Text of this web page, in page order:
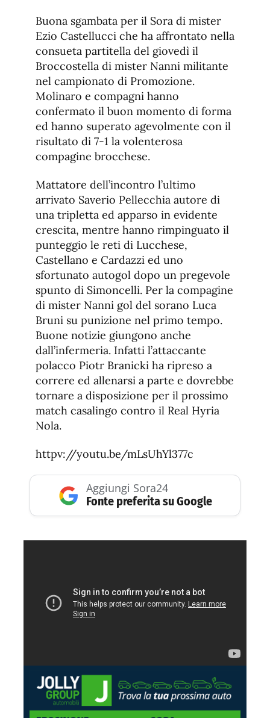
fuente
de
fuente.
Buona sgambata per il Sora di mister
Ezio Castellucci che ha affrontato nella
consueta partitella del giovedì il
Broccostella di mister Nanni militante
nel campionato di Promozione.
Molinaro e compagni hanno
confermato il buon momento di forma
ed hanno superato agevolmente con il
risultato di 7-1 la volenterosa
compagine brocchese.
Mattatore dell’incontro l’ultimo
arrivato Saverio Pellecchia autore di
una tripletta ed apparso in evidente
crescita, mentre hanno rimpinguato il
punteggio le reti di Lucchese,
Castellano e Cardazzi ed uno
sfortunato autogol dopo un pregevole
spunto di Simoncelli. Per la compagine
di mister Nanni gol del sorano Luca
Bruni su punizione nel primo tempo.
Buone notizie giungono anche
dall’infermeria. Infatti l’attaccante
polacco Piotr Branicki ha ripreso a
correre ed allenarsi a parte e dovrebbe
tornare a disposizione per il prossimo
match casalingo contro il Real Hyria
Nola.
httpv://youtu.be/mLsUhYl377c
Aggiungi Sora24
Fonte preferita su Google